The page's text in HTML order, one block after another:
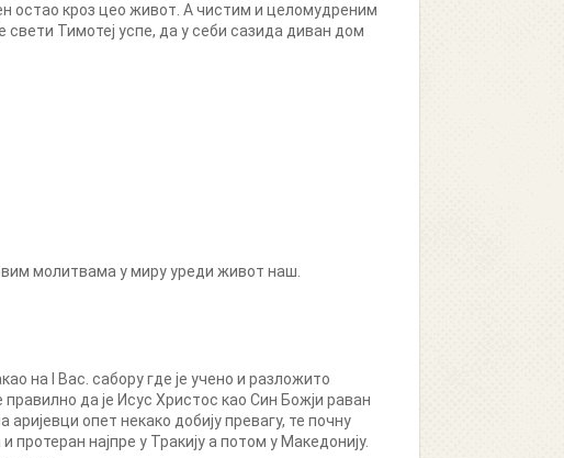
остао кроз цео живот. А чистим и целомудреним
свети Тимотеј успе, да у себи сазида диван дом
молитвама у миру уреди живот наш.
на I Вас. сабору где је учено и разложито
да је Исус Христос као Син Божји раван
опет некако добију превагу, те почну
најпре у Тракију а потом у Македонију.